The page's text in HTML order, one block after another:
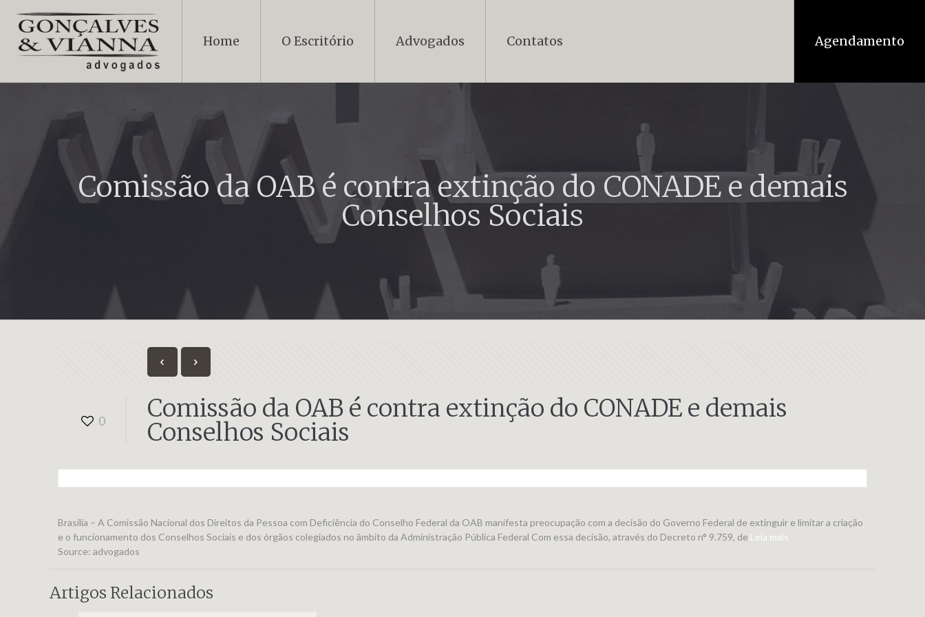
Home O Escritório Advogados Contatos Agendamento
Comissão da OAB é contra extinção do CONADE e demais
Conselhos Sociais
0 Comissão da OAB é contra extinção do CONADE e demais
Conselhos Sociais
Brasília – A Comissão Nacional dos Direitos da Pessoa com Deficiência do Conselho Federal da OAB manifesta preocupação com a decisão do Governo Federal de extinguir e limitar a criação
e o funcionamento dos Conselhos Sociais e dos órgãos colegiados no âmbito da Administração Pública Federal Com essa decisão, através do Decreto n° 9.759, de Leia mais
Source: advogados
Artigos Relacionados